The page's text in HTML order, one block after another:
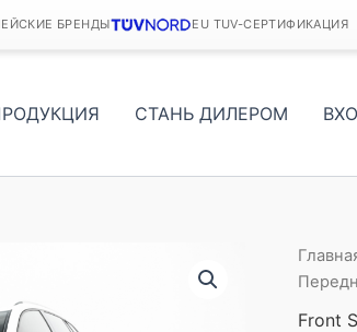
БРЕНДЫ EU TUV-СЕРТИФИКАЦИЯ
СТАНЬ ДИЛЕРОМ
Front